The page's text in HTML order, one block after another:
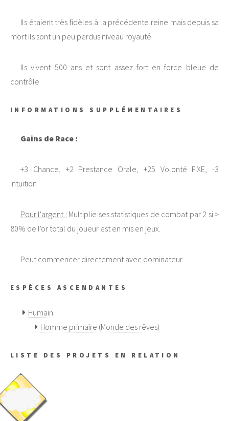
Ils étaient très fidèles à la précédente reine mais depuis sa
mort ils sont un peu perdus niveau royauté.
Ils vivent 500 ans et sont assez fort en force bleue de
contrôle
INFORMATIONS SUPPLÉMENTAIRES
Gains de Race :
+3 Chance, +2 Prestance Orale, +25 Volonté FIXE, -3
Intuition
Pour l'argent : Multiplie ses statistiques de combat par 2 si >
80% de l'or total du joueur est en mis en jeux.
Peut commencer directement avec dominateur
ESPÈCES ASCENDANTES
Humain
Homme primaire (Monde des rêves)
LISTE DES PROJETS EN RELATION